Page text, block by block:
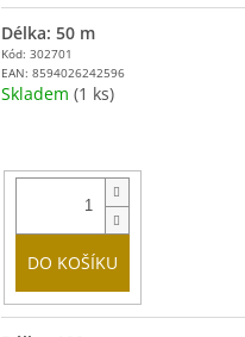
Kód: 302701
EAN: 8594026242596
Délka: 50 m
Skladem (1 ks)
DO KOŠÍKU